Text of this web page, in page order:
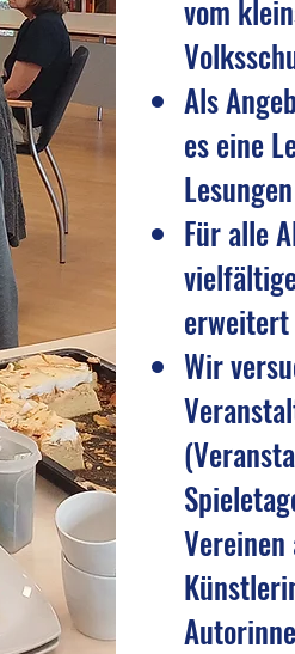
vom
Als
es eine
Für alle
Wir